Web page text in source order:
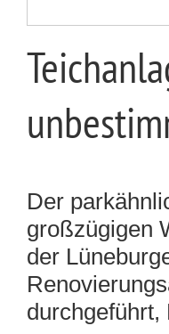
Der
großzügigen
der
durchgeführt,